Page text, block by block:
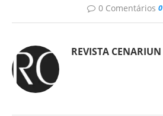
0 Comentários 0
REVISTA CENARIUN